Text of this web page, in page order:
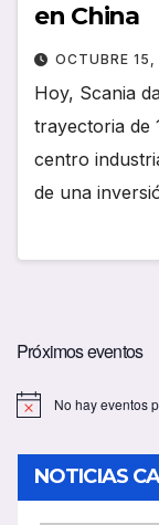
en China
OCTUBRE
Hoy, Scania
trayectoria de
centro
de una
Próximos eventos
No hay eventos
NOTICIAS